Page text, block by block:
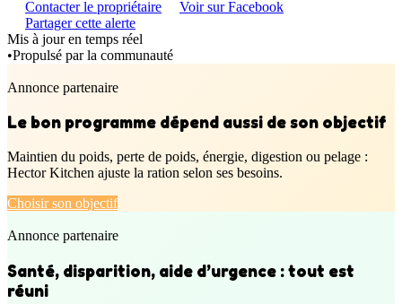
Contacter le propriétaire
Voir sur Facebook
Partager cette alerte
Mis à jour en temps réel
•Propulsé par la communauté
Annonce partenaire
Le bon programme dépend aussi de son objectif
Maintien du poids, perte de poids, énergie, digestion ou pelage :
Hector Kitchen ajuste la ration selon ses besoins.
Choisir son objectif
Annonce partenaire
Santé, disparition, aide d’urgence : tout est
réuni